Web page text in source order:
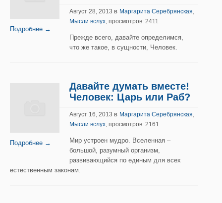
Подробнее →
Август 28, 2013 в Маргарита Серебрянская,
Мысли вслух, просмотров: 2411
Прежде всего, давайте определимся,
что же такое, в сущности, Человек.
Подробнее →
Давайте думать вместе!
Человек: Царь или Раб?
Август 16, 2013 в Маргарита Серебрянская,
Мысли вслух, просмотров: 2161
Мир устроен мудро. Вселенная –
большой, разумный организм,
развивающийся по единым для всех
естественным законам.